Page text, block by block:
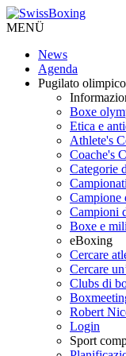
MENÜ
News
Agenda
Pugilato olimpico
Boxe
Etica e
Athlete's
Coache's
Categorie
Campionati
Campione
Campioni
Boxe e
eBoxing
Cercare
Cercare
Clubs di
Robert
Login
Sport